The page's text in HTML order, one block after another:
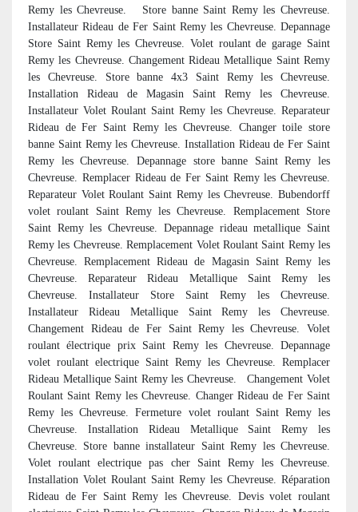
Remy les Chevreuse. Store banne Saint Remy les Chevreuse.
Installateur Rideau de Fer Saint Remy les Chevreuse. Depannage
Store Saint Remy les Chevreuse. Volet roulant de garage Saint
Remy les Chevreuse. Changement Rideau Metallique Saint Remy
les Chevreuse. Store banne 4x3 Saint Remy les Chevreuse.
Installation Rideau de Magasin Saint Remy les Chevreuse.
Installateur Volet Roulant Saint Remy les Chevreuse. Reparateur
Rideau de Fer Saint Remy les Chevreuse. Changer toile store
banne Saint Remy les Chevreuse. Installation Rideau de Fer Saint
Remy les Chevreuse. Depannage store banne Saint Remy les
Chevreuse. Remplacer Rideau de Fer Saint Remy les Chevreuse.
Reparateur Volet Roulant Saint Remy les Chevreuse. Bubendorff
volet roulant Saint Remy les Chevreuse. Remplacement Store
Saint Remy les Chevreuse. Depannage rideau metallique Saint
Remy les Chevreuse. Remplacement Volet Roulant Saint Remy les
Chevreuse. Remplacement Rideau de Magasin Saint Remy les
Chevreuse. Reparateur Rideau Metallique Saint Remy les
Chevreuse. Installateur Store Saint Remy les Chevreuse.
Installateur Rideau Metallique Saint Remy les Chevreuse.
Changement Rideau de Fer Saint Remy les Chevreuse. Volet
roulant électrique prix Saint Remy les Chevreuse. Depannage
volet roulant electrique Saint Remy les Chevreuse. Remplacer
Rideau Metallique Saint Remy les Chevreuse. Changement Volet
Roulant Saint Remy les Chevreuse. Changer Rideau de Fer Saint
Remy les Chevreuse. Fermeture volet roulant Saint Remy les
Chevreuse. Installation Rideau Metallique Saint Remy les
Chevreuse. Store banne installateur Saint Remy les Chevreuse.
Volet roulant electrique pas cher Saint Remy les Chevreuse.
Installation Volet Roulant Saint Remy les Chevreuse. Réparation
Rideau de Fer Saint Remy les Chevreuse. Devis volet roulant